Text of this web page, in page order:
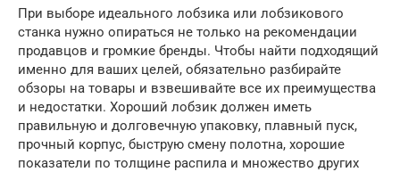
При выборе идеального лобзика или лобзикового
станка нужно опираться не только на рекомендации
продавцов и громкие бренды. Чтобы найти подходящий
именно для ваших целей, обязательно разбирайте
обзоры на товары и взвешивайте все их преимущества
и недостатки. Хороший лобзик должен иметь
правильную и долговечную упаковку, плавный пуск,
прочный корпус, быструю смену полотна, хорошие
показатели по толщине распила и множество других